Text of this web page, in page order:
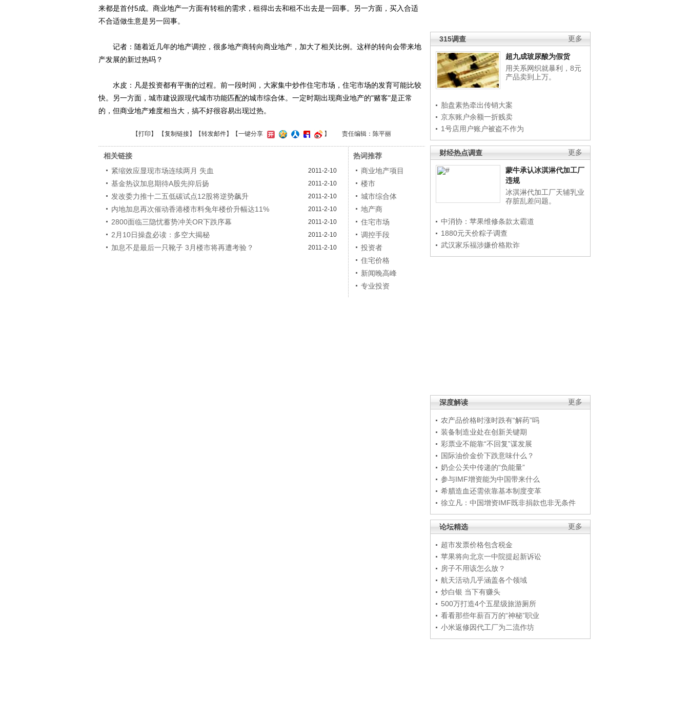
更多
315调查
超九成玻尿酸为假货
用关系网织就暴利，8元
产品卖到上万。
胎盘素热牵出传销大案
京东账户余额一折贱卖
1号店用户账户被盗不作为
更多
财经热点调查
蒙牛承认冰淇淋代加工厂
违规
冰淇淋代加工厂天辅乳业
存脏乱差问题。
中消协：苹果维修条款太霸道
1880元天价粽子调查
武汉家乐福涉嫌价格欺诈
更多
深度解读
农产品价格时涨时跌有“解药”吗
装备制造业处在创新关键期
彩票业不能靠“不回复”谋发展
国际油价金价下跌意味什么？
奶企公关中传递的“负能量”
参与IMF增资能为中国带来什么
希腊造血还需依靠基本制度变革
徐立凡：中国增资IMF既非捐款也非无条件
更多
论坛精选
超市发票价格包含税金
苹果将向北京一中院提起新诉讼
房子不用该怎么放？
航天活动几乎涵盖各个领域
炒白银 当下有赚头
500万打造4个五星级旅游厕所
看看那些年薪百万的“神秘”职业
小米返修因代工厂为二流作坊
来都是首付5成。商业地产一方面有转租的需求，租得出去和租不出去是一回事。另一方面，买入合适
不合适做生意是另一回事。
记者：随着近几年的地产调控，很多地产商转向商业地产，加大了相关比例。这样的转向会带来地
产发展的新过热吗？
水皮：凡是投资都有平衡的过程。前一段时间，大家集中炒作住宅市场，住宅市场的发育可能比较
快。另一方面，城市建设跟现代城市功能匹配的城市综合体。一定时期出现商业地产的"赌客"是正常
的，但商业地产难度相当大，搞不好很容易出现过热。
【打印 】 【复制链接】【转发邮件】 【一键分享 】 责任编辑：陈平丽
相关链接
紧缩效应显现市场连续两月 失血
2011-2-10
基金热议加息期待A股先抑后扬 2011-2-10
发改委力推十二五低碳试点12股将逆势飙升 2011-2-10
内地加息再次催动香港楼市料兔年楼价升幅达11% 2011-2-10
2800面临三隐忧蓄势冲关OR下跌序幕 2011-2-10
2月10日操盘必读：多空大揭秘 2011-2-10
加息不是最后一只靴子 3月楼市将再遭考验？ 2011-2-10
热词推荐
商业地产项目
楼市
城市综合体
地产商
住宅市场
调控手段
投资者
住宅价格
新闻晚高峰
专业投资